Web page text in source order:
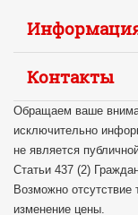
Контакты
Обращаем ваше
исключительно
не является
Статьи 437 (2)
Возможно отсутствие
изменение цены.